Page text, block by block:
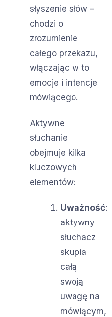
słyszenie słów –
chodzi o
zrozumienie
całego przekazu,
włączając w to
emocje i intencje
mówiącego.
Aktywne
słuchanie
obejmuje kilka
kluczowych
elementów:
Uważność:
aktywny
słuchacz
skupia
całą
swoją
uwagę na
mówiącym,